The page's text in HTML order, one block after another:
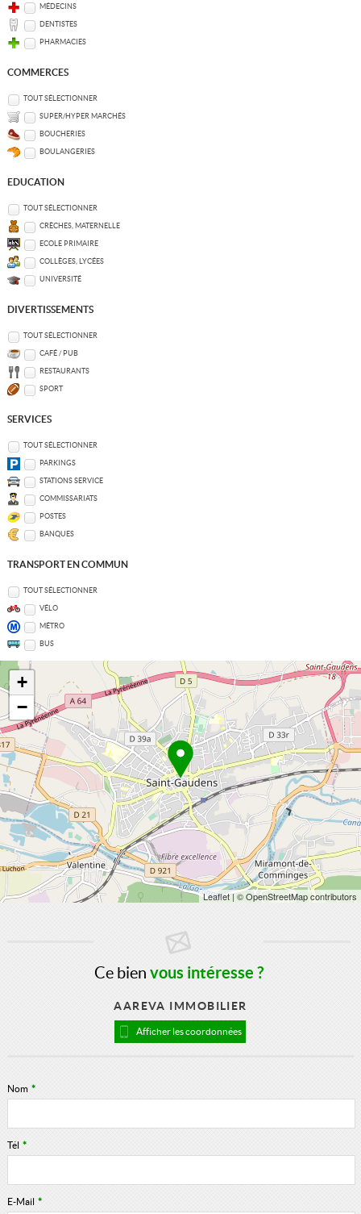
MÉDECINS
DENTISTES
PHARMACIES
COMMERCES
TOUT SÉLECTIONNER
SUPER/HYPER MARCHÉS
BOUCHERIES
BOULANGERIES
EDUCATION
TOUT SÉLECTIONNER
CRÈCHES, MATERNELLE
ECOLE PRIMAIRE
COLLÈGES, LYCÉES
UNIVERSITÉ
DIVERTISSEMENTS
TOUT SÉLECTIONNER
CAFÉ / PUB
RESTAURANTS
SPORT
SERVICES
TOUT SÉLECTIONNER
PARKINGS
STATIONS SERVICE
COMMISSARIATS
POSTES
BANQUES
TRANSPORT EN COMMUN
TOUT SÉLECTIONNER
VÉLO
MÉTRO
BUS
+
−
Leaflet| © OpenStreetMap contributors
Ce bien vous intéresse ?
AAREVA IMMOBILIER
Afficher les coordonnées
Nom *
Tél *
E-Mail *